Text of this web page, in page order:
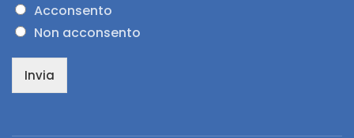
Acconsento
Non acconsento
Invia